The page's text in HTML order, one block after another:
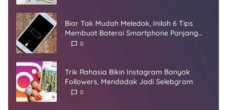
Biar Tak Mudah Meledak, Inilah 6 Tips
Membuat Baterai Smartphone Panjang
Umur
0
Trik Rahasia Bikin Instagram Banyak
Followers, Mendadak Jadi Selebgram
0